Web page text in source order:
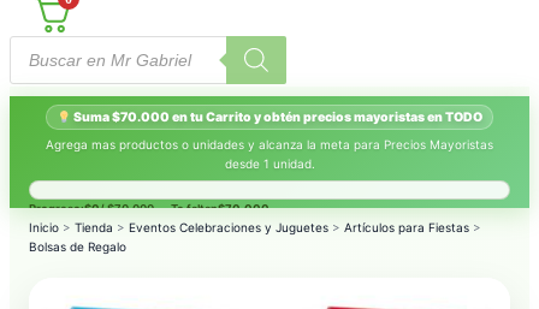
Búsqueda
productos
Suma $70.000 en tu Carrito y obtén precios mayoristas en TODO
Agrega mas productos o unidades y alcanza la meta para Precios Mayoristas
desde 1 unidad.
Progreso:$0/ $70.000 — Te faltan$70.000.
Inicio > Tienda > Eventos Celebraciones y Juguetes > Artículos para Fiestas >
Bolsas de Regalo